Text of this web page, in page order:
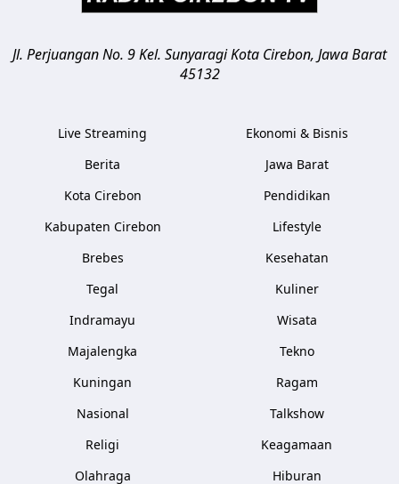
Jl. Perjuangan No. 9 Kel. SunyaragiKota Cirebon, Jawa Barat
45132
Live Streaming
Berita
Kota Cirebon
Kabupaten Cirebon
Brebes
Tegal
Indramayu
Majalengka
Kuningan
Nasional
Religi
Olahraga
Ekonomi & Bisnis
Jawa Barat
Pendidikan
Lifestyle
Kesehatan
Kuliner
Wisata
Tekno
Ragam
Talkshow
Keagamaan
Hiburan